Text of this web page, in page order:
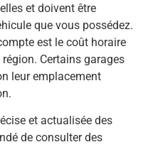
et doivent être
que vous possédez.
est le coût horaire
Certains garages
leur emplacement
et actualisée des
de consulter des